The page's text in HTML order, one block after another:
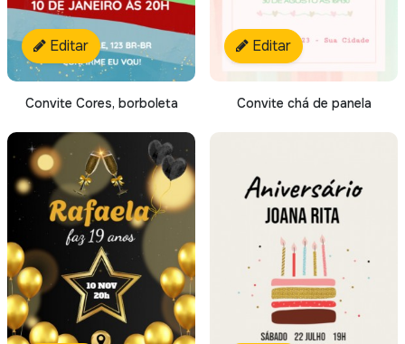
Editar
Convite Cores, borboleta
Editar
Convite chá de panela